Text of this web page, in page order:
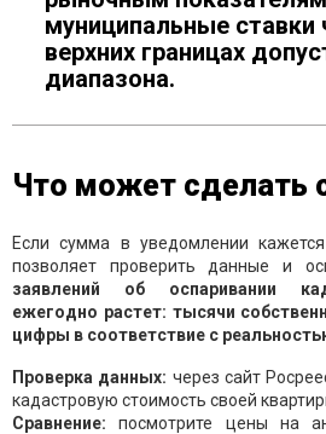
муниципальные ставки
верхних границах
диапазона.
Что может сделать
Если сумма в уведомлении
позволяет проверить данные и
заявлений об оспаривании
ежегодно растет: тысячи
цифры в соответствие с
Проверка данных: через сайт
кадастровую стоимость своей
Сравнение: посмотрите цены на